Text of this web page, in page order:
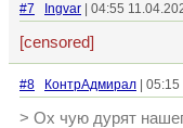
#7 Ingvar | 04:55
[censored]
#8 КонтрАдмирал |
> Ох чую дурят